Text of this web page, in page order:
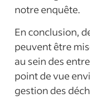
notre enquête.
En conclusion,
peuvent être
au sein des
point de vue
gestion des